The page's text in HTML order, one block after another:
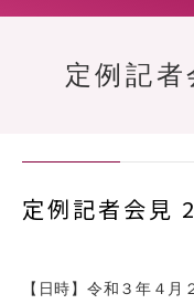
定例記
定例記者会見
【日時】令和３年４